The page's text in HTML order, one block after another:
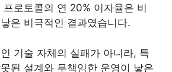
프로토콜의 연 20% 이자율은 비
은 비극적인 결과였습니다.
기술 자체의 실패가 아니라, 특
된 설계와 무책임한 운영이 낳은